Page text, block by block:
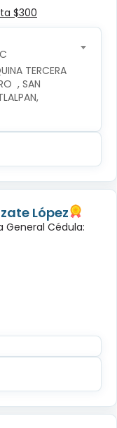
$300
TERCERA
, SAN
López
General Cédula: